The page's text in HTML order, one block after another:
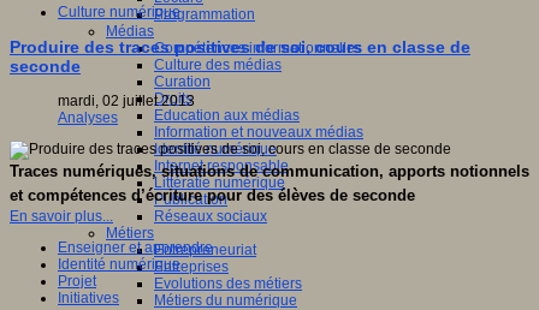
Programmation
Médias
Compétences informationnelles
Culture des médias
Curation
Droits
Education aux médias
Information et nouveaux médias
Identité numérique
Internet responsable
Littératie numérique
Publication
Réseaux sociaux
Métiers
Entrepreneuriat
Entreprises
Evolutions des métiers
Métiers du numérique
Culture numérique
Produire des traces positives de soi, cours en classe de
seconde
mardi, 02 juillet 2013
Analyses
Traces numériques, situations de communication, apports notionnels
et compétences d’écriture pour des élèves de seconde
En savoir plus...
Enseigner et apprendre
Identité numérique
Projet
Initiatives